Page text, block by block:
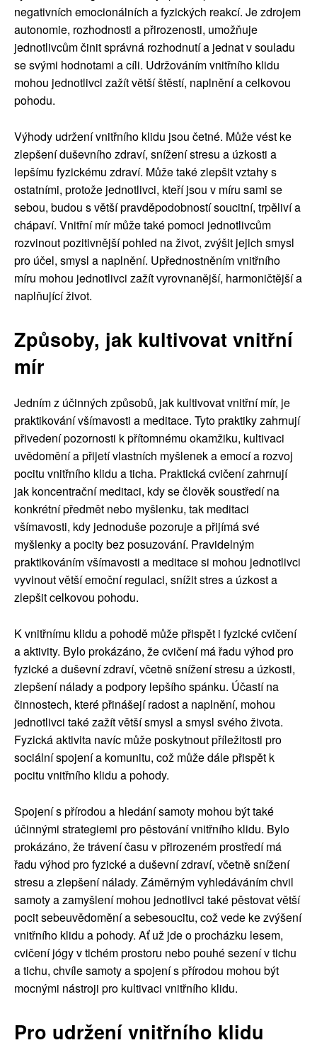
negativních emocionálních a fyzických reakcí. Je zdrojem
autonomie, rozhodnosti a přirozenosti, umožňuje
jednotlivcům činit správná rozhodnutí a jednat v souladu
se svými hodnotami a cíli. Udržováním vnitřního klidu
mohou jednotlivci zažít větší štěstí, naplnění a celkovou
pohodu.
Výhody udržení vnitřního klidu jsou četné. Může vést ke
zlepšení duševního zdraví, snížení stresu a úzkosti a
lepšímu fyzickému zdraví. Může také zlepšit vztahy s
ostatními, protože jednotlivci, kteří jsou v míru sami se
sebou, budou s větší pravděpodobností soucitní, trpěliví a
chápaví. Vnitřní mír může také pomoci jednotlivcům
rozvinout pozitivnější pohled na život, zvýšit jejich smysl
pro účel, smysl a naplnění. Upřednostněním vnitřního
míru mohou jednotlivci zažít vyrovnanější, harmoničtější a
naplňující život.
Způsoby, jak kultivovat vnitřní
mír
Jedním z účinných způsobů, jak kultivovat vnitřní mír, je
praktikování všímavosti a meditace. Tyto praktiky zahrnují
přivedení pozornosti k přítomnému okamžiku, kultivaci
uvědomění a přijetí vlastních myšlenek a emocí a rozvoj
pocitu vnitřního klidu a ticha. Praktická cvičení zahrnují
jak koncentrační meditaci, kdy se člověk soustředí na
konkrétní předmět nebo myšlenku, tak meditaci
všímavosti, kdy jednoduše pozoruje a přijímá své
myšlenky a pocity bez posuzování. Pravidelným
praktikováním všímavosti a meditace si mohou jednotlivci
vyvinout větší emoční regulaci, snížit stres a úzkost a
zlepšit celkovou pohodu.
K vnitřnímu klidu a pohodě může přispět i fyzické cvičení
a aktivity. Bylo prokázáno, že cvičení má řadu výhod pro
fyzické a duševní zdraví, včetně snížení stresu a úzkosti,
zlepšení nálady a podpory lepšího spánku. Účastí na
činnostech, které přinášejí radost a naplnění, mohou
jednotlivci také zažít větší smysl a smysl svého života.
Fyzická aktivita navíc může poskytnout příležitosti pro
sociální spojení a komunitu, což může dále přispět k
pocitu vnitřního klidu a pohody.
Spojení s přírodou a hledání samoty mohou být také
účinnými strategiemi pro pěstování vnitřního klidu. Bylo
prokázáno, že trávení času v přirozeném prostředí má
řadu výhod pro fyzické a duševní zdraví, včetně snížení
stresu a zlepšení nálady. Záměrným vyhledáváním chvil
samoty a zamyšlení mohou jednotlivci také pěstovat větší
pocit sebeuvědomění a sebesoucitu, což vede ke zvýšení
vnitřního klidu a pohody. Ať už jde o procházku lesem,
cvičení jógy v tichém prostoru nebo pouhé sezení v tichu
a tichu, chvíle samoty a spojení s přírodou mohou být
mocnými nástroji pro kultivaci vnitřního klidu.
Pro udržení vnitřního klidu